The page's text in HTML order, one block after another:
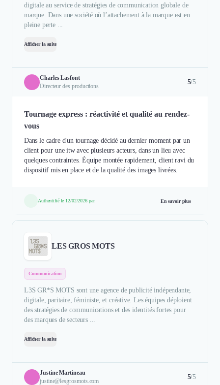
digitale au service de stratégies de communication globale de
marque. Dans une société où l’attachement à la marque est en
pleine perte ...
Afficher la suite
Charles Lasfont
Directeur des productions
5/5
Tournage express : réactivité et qualité au rendez-
vous
Dans le cadre d'un tournage décidé au dernier moment par un
client pour une itw avec plusieurs acteurs, dans un lieu avec
quelques contraintes. Équipe montée rapidement, client ravi du
dispositif mis en place et de la qualité des images livrées.
Authentifié le 12/02/2026 par En savoir plus
LES GROS MOTS
Communication
L3S GR*S MOTS sont une agence de publicité indépendante,
digitale, paritaire, féministe, et créative. Les équipes déploient
des stratégies de communications et des identités fortes pour
des marques de secteurs ...
Afficher la suite
Justine Martineau
justine@lesgrosmots.com
5/5